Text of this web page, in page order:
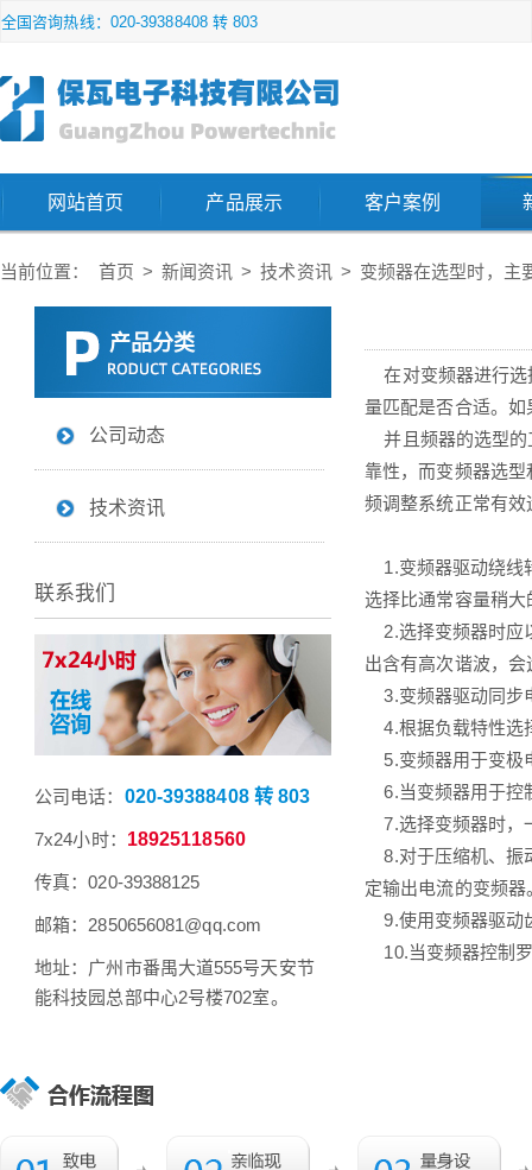
全国咨询热线：020-39388408 转 803
网站首页 产品展示 客户案例
当前位置： 首页 > 新闻资讯 > 技术资讯 > 变频器在选型时，主
在对变频器进行选
量匹配是否合适。
并且频器的选型的
靠性，而变频器选
频调整系统正常有效
1.变频器驱动绕线
选择比通常容量稍大
2.选择变频器时应
出含有高次谐波，
3.变频器驱动同步
4.根据负载特性选
5.变频器用于变极
6.当变频器用于控
7.选择变频器时，
8.对于压缩机、振
定输出电流的变频器
9.使用变频器驱动
10.当变频器控制
产品分类
公司动态
技术资讯
联系我们
公司电话： 020-39388408 转 803
7x24小时： 18925118560
传真：020-39388125
邮箱：2850656081@qq.com
地址：广州市番禺大道555号天安节
能科技园总部中心2号楼702室。